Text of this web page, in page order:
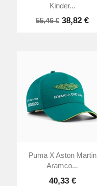
Kinder...
55,46 € 38,82 €
Puma X Aston Martin
Aramco...
40,33 €